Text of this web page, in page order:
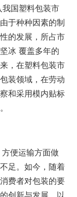
国塑料包装市
于种种因素的制
的发展，所占市
冰 覆盖多年的
，在塑料包装市
装领域，在劳动
和采用模内贴标
便运输方面做
足。如今，随着
费者对包装的要
创新与发展。以